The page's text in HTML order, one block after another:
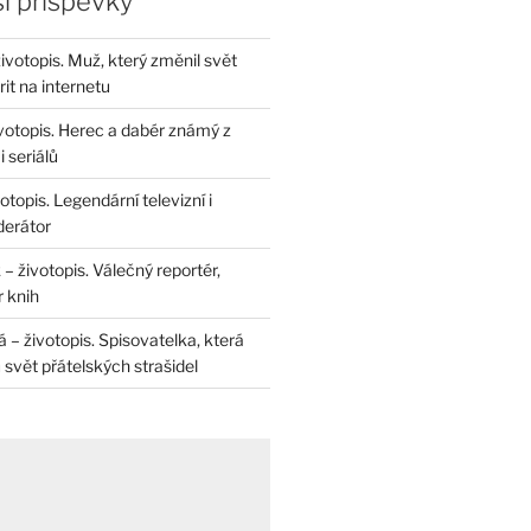
Muž, který změnil svět
na internetu
Herec a dabér známý z
seriálů
Legendární televizní i
životopis. Válečný reportér,
knih
– životopis. Spisovatelka, která
přátelských strašidel